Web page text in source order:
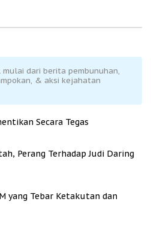
dari berita pembunuhan,
& aksi kejahatan
Secara Tegas
Perang Terhadap Judi Daring
yang Tebar Ketakutan dan